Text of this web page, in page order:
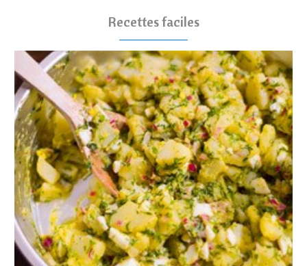
Recettes faciles